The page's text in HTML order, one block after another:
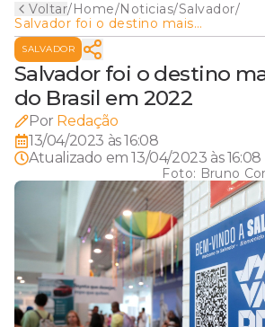
Voltar/Home/Noticias/Salvador/
Salvador foi o destino mais
vendido do Brasil em 2022
SALVADOR
Salvador foi o destino
do Brasil em 2022
Por Redação
13/04/2023 às 16:08
Atualizado em13/04/2023 às 16:08
Foto: Bruno